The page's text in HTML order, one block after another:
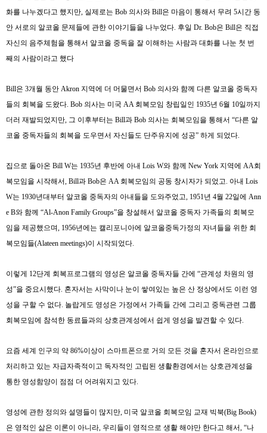
화를 나누겠다고 했지만 실제로는 Bob 의사와 Bill은 마음이 통해서 무려 5시간 동
안 서로의 알코올 문제들에 관한 이야기들을 나누었다 후일 Dr. Bob은 Bill은 직접
자신의 음주체험을 통해서 알코올 중독을 잘 이해하는 사람과 대화를 나눈 첫 번
째의 사람이라고 했다
Bill은 3개월 동안 Akron 지역에 더 머물면서 Bob 의사와 함께 다른 알코올 중독자
들의 회복을 도왔다 . Bob 의사는 미국 AA 회복모임 창립일인 1935년 6월 10일까지
더러 재발되었지만 그 이후부터는 Bill과 Bob 의사는 회복모임을 통해서 “다른 알
코올 중독자들의 회복을 도우면서 자신들도 단주유지에 성공” 하게 되었다
집으로 돌아온 Bill W는 1935년 후반에 아내 Lois W와 함께 New York 지역에 AA회
복모임을 시작해서 , Bill과 Bob은 AA 회복모임의 공동 창시자가 되었고 아내 Lois
W는 1930년대부터 알코올 중독자의 아내들을 도와주었고 , 1951 년 4월 22일에 Ann
e B와 함께 “Al-Anon Family Groups”을 창설해서 알코올 중독자 가족들의 회복모
임을 제공했으며 , 1956년에는 캘리포니아에 알코올중독가정의 자녀들을 위한 회
복모임들(Alateen meetings)이 시작되었다
이렇게 12단계 회복프로그램의 영성은 알코올 중독자들 간에 “관계성 차원의 영
성”을 중요시했다 혼자서는 사막이나 눈이 쌓여있는 높은 산 정상에서도 이런 영
성을 구할 수 없다 놀랍게도 영성은 가정에서 가족들 간에 그리고 중독관련 그룹
회복모임에 참석한 동료들과의 상호관계성에서 쉽게 영성을 발견할 수 있다
요즘 세계 인구의 약 86%이상이 스마트폰으로 거의 모든 것을 혼자서 온라인으로
처리하고 있는 자급자족적이고 독자적인 고립된 생활환경에서는 상호관계성을
통한 영성함양이 점점 더 어려워지고 있다
영성에 관한 정의와 설명들이 많지만 미국 알코올 회복모임 교재 빅북(Big Book)
은 영적인 삶은 이론이 아니라 우리들이 영적으로 생활 해야만 한다고 해서 , “나